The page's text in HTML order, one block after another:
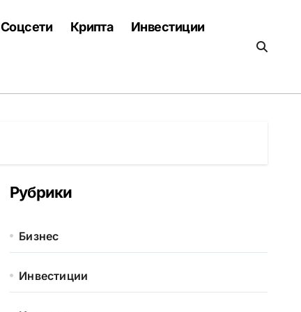
Соцсети Крипта Инвестиции
Рубрики
Бизнес
Инвестиции